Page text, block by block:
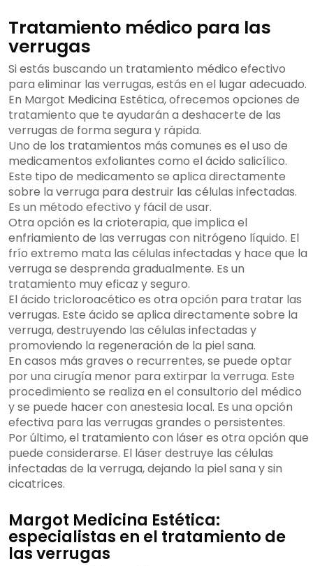
Tratamiento médico para las
verrugas
Si estás buscando un tratamiento médico efectivo
para eliminar las verrugas, estás en el lugar adecuado.
En Margot Medicina Estética, ofrecemos opciones de
tratamiento que te ayudarán a deshacerte de las
verrugas de forma segura y rápida.
Uno de los tratamientos más comunes es el uso de
medicamentos exfoliantes como el ácido salicílico.
Este tipo de medicamento se aplica directamente
sobre la verruga para destruir las células infectadas.
Es un método efectivo y fácil de usar.
Otra opción es la crioterapia, que implica el
enfriamiento de las verrugas con nitrógeno líquido. El
frío extremo mata las células infectadas y hace que la
verruga se desprenda gradualmente. Es un
tratamiento muy eficaz y seguro.
El ácido tricloroacético es otra opción para tratar las
verrugas. Este ácido se aplica directamente sobre la
verruga, destruyendo las células infectadas y
promoviendo la regeneración de la piel sana.
En casos más graves o recurrentes, se puede optar
por una cirugía menor para extirpar la verruga. Este
procedimiento se realiza en el consultorio del médico
y se puede hacer con anestesia local. Es una opción
efectiva para las verrugas grandes o persistentes.
Por último, el tratamiento con láser es otra opción que
puede considerarse. El láser destruye las células
infectadas de la verruga, dejando la piel sana y sin
cicatrices.
Margot Medicina Estética:
especialistas en el tratamiento de
las verrugas